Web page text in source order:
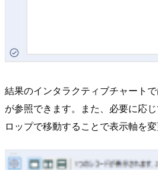
結果のインタラクティブチャート
が参照できます。また、必要に応
ロップで移動することで表示軸を